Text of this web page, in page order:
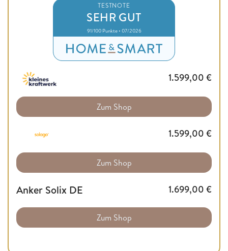
TESTNOTE
SEHR GUT
91/100 Punkte • 07/2026
1.599,00 €
Zum Shop
1.599,00 €
Zum Shop
Anker Solix DE 1.699,00 €
Zum Shop